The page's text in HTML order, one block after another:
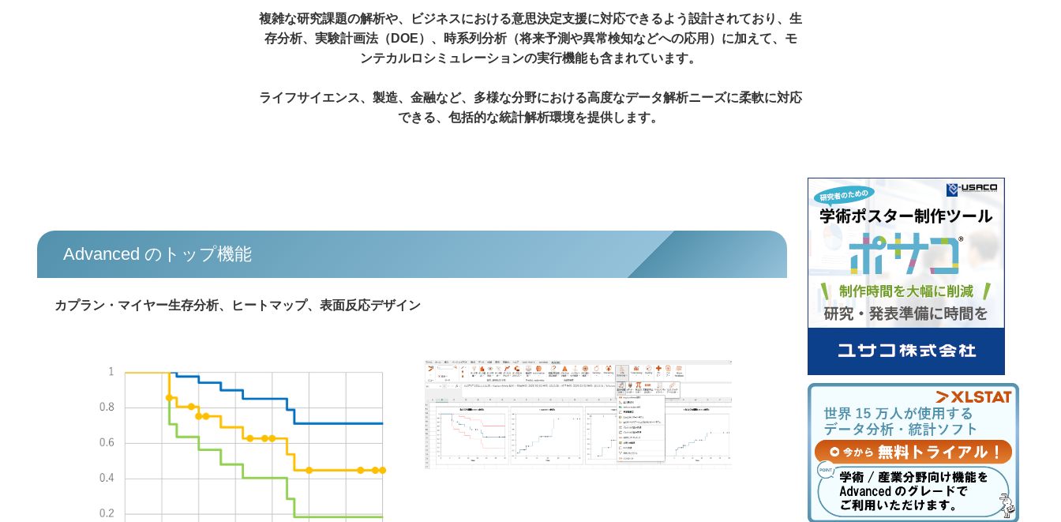
複雑な研究課題の解析や、ビジネスにおける意思決定支援に対応できるよう設計されており、生
存分析、実験計画法（DOE）、時系列分析（将来予測や異常検知などへの応用）に加えて、モ
ンテカルロシミュレーションの実行機能も含まれています。
ライフサイエンス、製造、金融など、多様な分野における高度なデータ解析ニーズに柔軟に対応
できる、包括的な統計解析環境を提供します。
Advanced のトップ機能
カプラン・マイヤー生存分析、ヒートマップ、表面反応デザイン